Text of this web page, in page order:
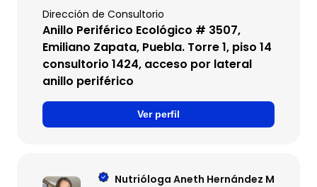
Dirección de Consultorio
Anillo Periférico Ecológico # 3507,
Emiliano Zapata, Puebla. Torre 1, piso 14
consultorio 1424, acceso por lateral
anillo periférico
Ver perfil
Nutrióloga Aneth Hernández